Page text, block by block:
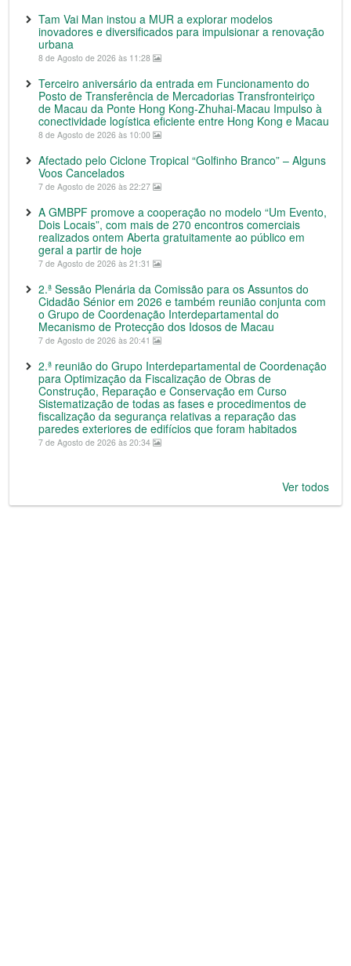
Tam Vai Man instou a MUR a explorar modelos
inovadores e diversificados para impulsionar a renovação
urbana
8 de Agosto de 2026 às 11:28
Terceiro aniversário da entrada em Funcionamento do
Posto de Transferência de Mercadorias Transfronteiriço
de Macau da Ponte Hong Kong-Zhuhai-Macau Impulso à
conectividade logística eficiente entre Hong Kong e Macau
8 de Agosto de 2026 às 10:00
Afectado pelo Ciclone Tropical “Golfinho Branco” – Alguns
Voos Cancelados
7 de Agosto de 2026 às 22:27
A GMBPF promove a cooperação no modelo “Um Evento,
Dois Locais”, com mais de 270 encontros comerciais
realizados ontem Aberta gratuitamente ao público em
geral a partir de hoje
7 de Agosto de 2026 às 21:31
2.ª Sessão Plenária da Comissão para os Assuntos do
Cidadão Sénior em 2026 e também reunião conjunta com
o Grupo de Coordenação Interdepartamental do
Mecanismo de Protecção dos Idosos de Macau
7 de Agosto de 2026 às 20:41
2.ª reunião do Grupo Interdepartamental de Coordenação
para Optimização da Fiscalização de Obras de
Construção, Reparação e Conservação em Curso
Sistematização de todas as fases e procedimentos de
fiscalização da segurança relativas a reparação das
paredes exteriores de edifícios que foram habitados
7 de Agosto de 2026 às 20:34
Ver todos